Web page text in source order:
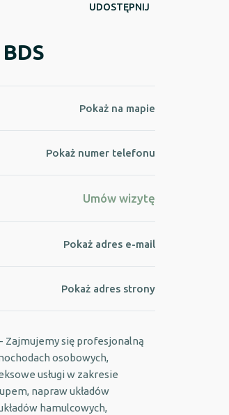
UDOSTĘPNIJ
Pokaż na mapie
Pokaż numer telefonu
Umów wizytę
Pokaż adres e-mail
Pokaż adres strony
Zajmujemy się profesjonalną
osobowych,
usługi w zakresie
napraw układów
hamulcowych,